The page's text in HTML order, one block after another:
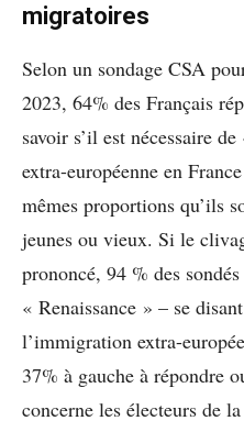
migratoires
Selon un sondage CSA
2023, 64% des Français
savoir s’il est nécessaire
extra-européenne en
mêmes proportions qu’ils
jeunes ou vieux. Si le
prononcé, 94 % des
« Renaissance » – se
l’immigration extra-
37% à gauche à répondre
concerne les électeurs de